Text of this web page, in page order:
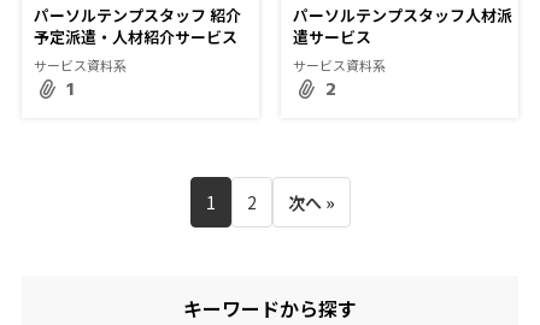
パーソルテンプスタッフ 紹介
予定派遣・人材紹介サービス
サービス資料系
1
パーソルテンプスタッフ人材派
遣サービス
サービス資料系
2
1 2 次へ »
キーワードから探す